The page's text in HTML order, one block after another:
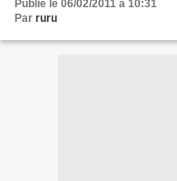
Publié le 06/02/2011 à 10:31
Par ruru